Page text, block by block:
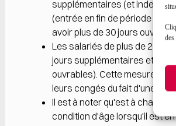
des
supplémentaires (et
(entrée en fin de période de
avoir plus de 30 jours
Les salariés deplus de 21 ans
jours supplémentaires et des
ouvrables). Cette mesure ne
leurs congés du fait d'une
Il est à noter qu'est à charge
condition d'âge lorsqu'il est